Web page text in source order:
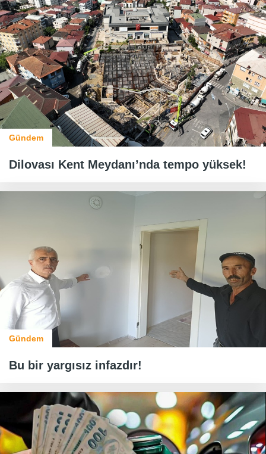
Gündem
Dilovası Kent Meydanı’nda tempo yüksek!
Gündem
Bu bir yargısız infazdır!